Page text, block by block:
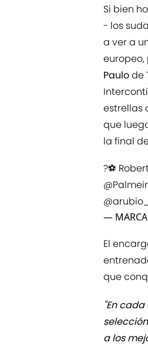
Si bien
- los
a ver a
europeo,
Paulode
estrellas
que
la final
?⚽
—
El
que
"En
a los